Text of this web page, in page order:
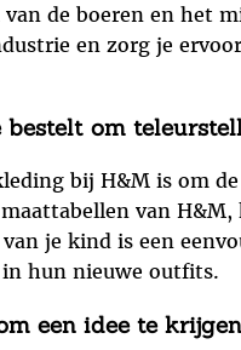
de boeren en het
en zorg je
om
bij H&M is om
van
je kind is een
hun nieuwe outfits.
een idee te